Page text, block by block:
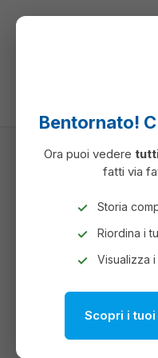
principale
Bentornato!
Ora puoi vedere
fatti via
Storia
Riordina i
Visualizza
Scopri i